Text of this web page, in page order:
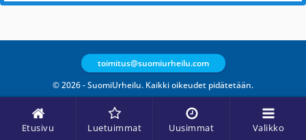
Etusivu Luetuimmat Uusimmat Valikko
© 2026 - SuomiUrheilu. Kaikki oikeudet pidätetään.
toimitus@suomiurheilu.com